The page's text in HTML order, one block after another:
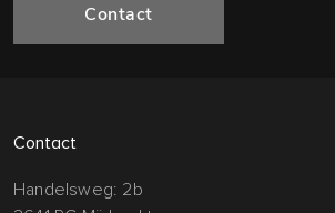
Contact
Contact
Handelsweg: 2b